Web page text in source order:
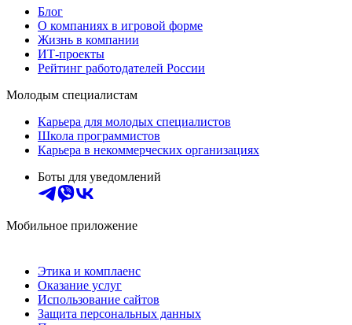
Блог
О компаниях в игровой форме
Жизнь в компании
ИТ-проекты
Рейтинг работодателей России
Молодым специалистам
Карьера для молодых специалистов
Школа программистов
Карьера в некоммерческих организациях
Боты для уведомлений
Мобильное приложение
Этика и комплаенс
Оказание услуг
Использование сайтов
Защита персональных данных